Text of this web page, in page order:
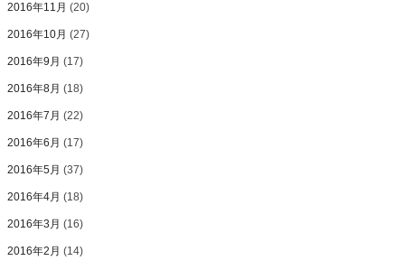
2016年11月 (20)
2016年10月 (27)
2016年9月 (17)
2016年8月 (18)
2016年7月 (22)
2016年6月 (17)
2016年5月 (37)
2016年4月 (18)
2016年3月 (16)
2016年2月 (14)